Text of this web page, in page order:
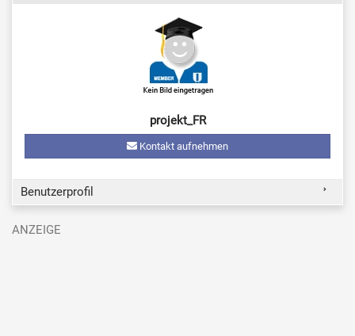
projekt_FR
Kontakt aufnehmen
Benutzerprofil